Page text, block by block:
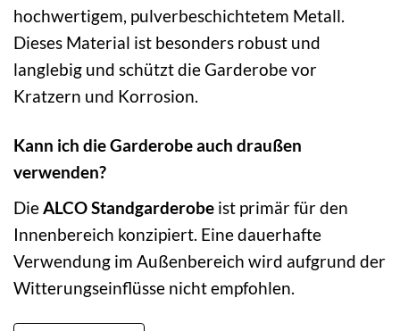
hochwertigem, pulverbeschichtetem Metall.
Dieses Material ist besonders robust und
langlebig und schützt die Garderobe vor
Kratzern und Korrosion.
Kann ich die Garderobe auch draußen
verwenden?
Die ALCO Standgarderobe ist primär für den
Innenbereich konzipiert. Eine dauerhafte
Verwendung im Außenbereich wird aufgrund der
Witterungseinflüsse nicht empfohlen.